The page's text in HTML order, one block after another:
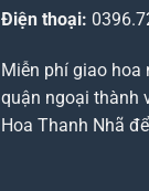
Điện thoại:
Miễn phí giao hoa
quận ngoại thành
Hoa Thanh Nhã